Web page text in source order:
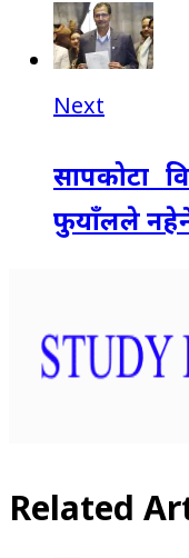
Next
सापकोटा
फुयाँलले
Related